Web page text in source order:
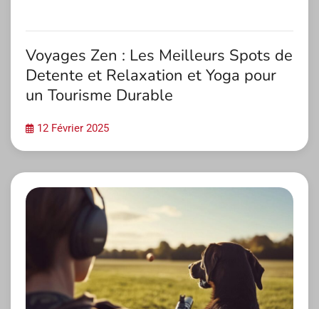
Voyages Zen : Les Meilleurs Spots de
Detente et Relaxation et Yoga pour
un Tourisme Durable
12 Février 2025